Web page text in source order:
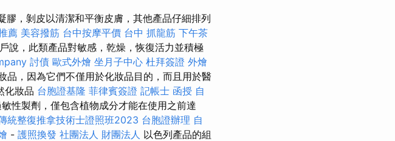
，剝皮以清潔和平衡皮膚，其他產品仔細排列
薦 美容撥筋 台中按摩平價 台中 抓龍筋 下午茶
說，此類產品對敏感，乾燥，恢復活力並積極
討債 歐式外燴 坐月子中心 杜拜簽證 外燴
品，因為它們不僅用於化妝品目的，而且用於醫
化妝品 台胞證基隆 菲律賓簽證 記帳士 函授 自
性製劑，僅包含植物成分才能在使用之前達
統整復推拿技術士證照班2023 台胞證辦理 自
- 護照換發 社團法人 財團法人 以色列產品的組